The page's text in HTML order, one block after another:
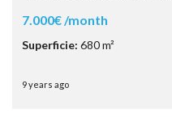
7.000€ /month
Superficie: 680 m²
9 years ago